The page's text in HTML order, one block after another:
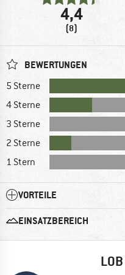
4,4
(8)
BEWERTUNGEN
5 Sterne
4 Sterne
3 Sterne
2 Sterne
1 Stern
VORTEILE
EINSATZBEREICH
LOB